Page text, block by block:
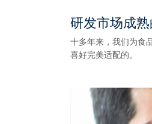
研发市场成
十多年来，我们为食
喜好完美适配的。